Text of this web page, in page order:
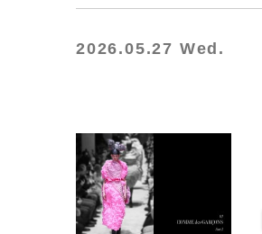
2026.05.27 Wed.